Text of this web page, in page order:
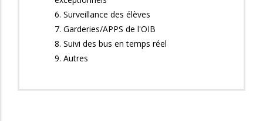
6. Surveillance des élèves
7. Garderies/APPS de l'OIB
8. Suivi des bus en temps réel
9. Autres